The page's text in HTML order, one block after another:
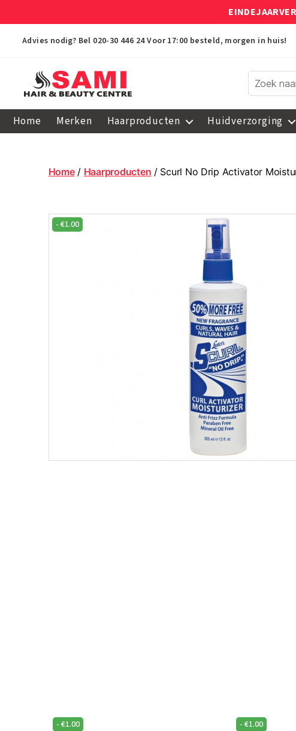
Advies nodig? Bel 020-30 446 24 Voor 17:00 besteld, morgen in huis!
Hair
Centre
Home Merken Haarproducten Huidverzorging
Home/ Haarproducten / Scurl No Drip Activator
- €1.00
- €1.00 -€1.00